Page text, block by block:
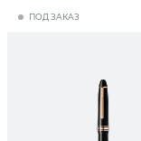
ПОД ЗАКАЗ